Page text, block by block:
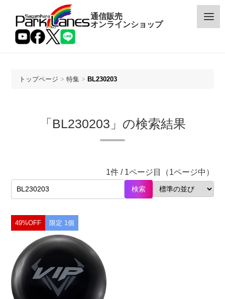
通信販売
オンラインショップ
メーカー
限定商品
特価商品
トップページ > 特集 > BL230203
「BL230203」の検索結果
1件 / 1ページ目（1ページ中）
検索
49%OFF 限定 1個